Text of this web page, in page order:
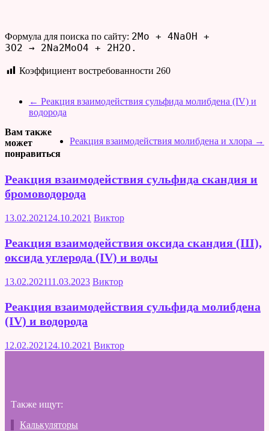
Формула для поиска по сайту: 2Mo + 4NaOH +
3O2 → 2Na2MoO4 + 2H2O.
Коэффициент востребованности 260
← Реакция взаимодействия сульфида молибдена (IV) и
водорода
Реакция взаимодействия молибдена и хлора →
Вам также
может
понравиться
Реакция взаимодействия сульфида скандия и
бромоводорода
13.02.2021 24.10.2021 Виктор
Реакция взаимодействия оксида скандия (III),
оксида углерода (IV) и воды
13.02.202111.03.2023 Виктор
Реакция взаимодействия сульфида молибдена
(IV) и водорода
12.02.2021 24.10.2021 Виктор
Также ищут:
Калькуляторы